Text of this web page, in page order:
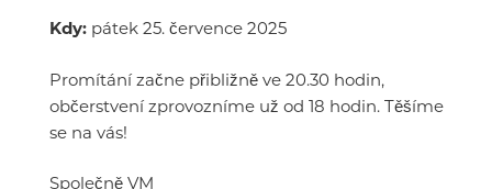
Kdy: pátek 25. července 2025
Promítání začne přibližně ve 20.30 hodin,
občerstvení zprovozníme už od 18 hodin. Těšíme
se na vás!
Společně VM